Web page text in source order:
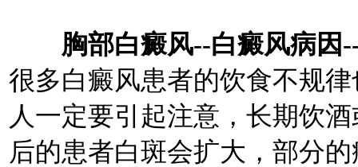
胸部白癜风--白癜风病因
很多白癜风患者的饮食不规
人一定要引起注意，长期饮
后的患者白斑会扩大，部分